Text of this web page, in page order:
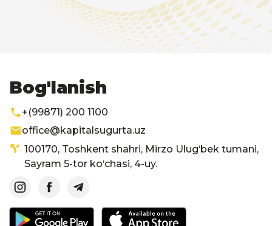
Bog'lanish
+(99871) 200 1100
office@kapitalsugurta.uz
100170, Toshkent shahri, Mirzo Ulug‘bek tumani,
Sayram 5-tor ko‘chasi, 4-uy.